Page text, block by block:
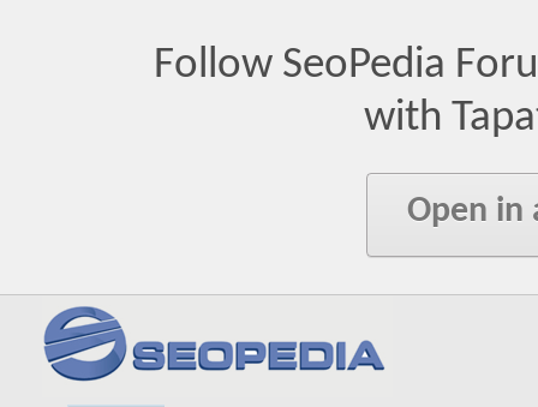
Follow SeoPedia
with
Open in